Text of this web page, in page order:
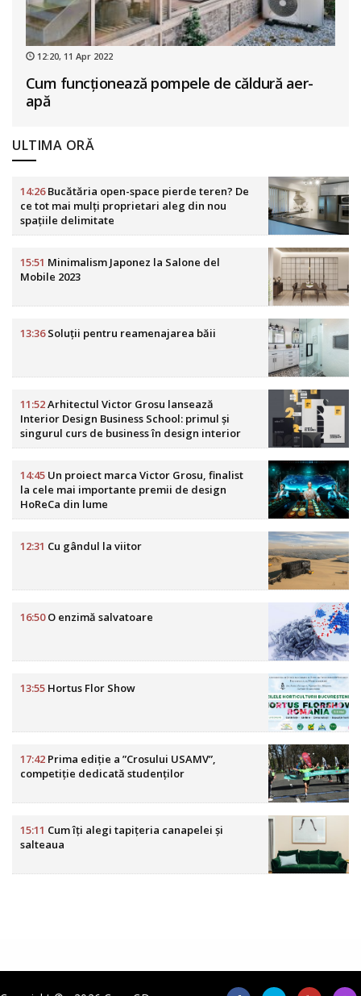
12:20, 11 Apr 2022
Cum funcționează pompele de căldură aer-
apă
ULTIMA ORĂ
14:26Bucătăria open-space pierde teren? De
ce tot mai mulți proprietari aleg din nou
spațiile delimitate
15:51 Minimalism Japonez la Salone del
Mobile 2023
13:36Soluții pentru reamenajarea băii
11:52Arhitectul Victor Grosu lansează
Interior Design Business School: primul și
singurul curs de business în design interior
din România
14:45 Un proiect marca Victor Grosu, finalist
la cele mai importante premii de design
HoReCa din lume
12:31 Cu gândul la viitor
16:50O enzimă salvatoare
13:55 Hortus Flor Show
17:42 Prima ediție a ”Crosului USAMV”,
competiție dedicată studenților
15:11 Cum îți alegi tapițeria canapelei și
salteaua